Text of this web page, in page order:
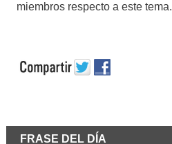
miembros respecto a este tema.
FRASE DEL DÍA